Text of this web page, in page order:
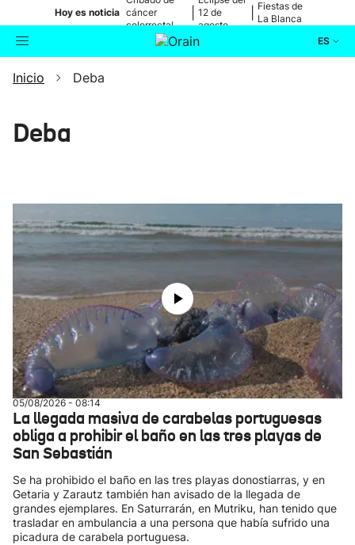
Hoy es noticia cáncer
colorrectal
12 de
agosto
Fiestas de
La Blanca
ES
Buscador
Eguraldia
Inicio Deba
Deba
05/08/2026 - 08:14
La llegada masiva de carabelas portuguesas
obliga a prohibir el baño en las tres playas de
San Sebastián
Se ha prohibido el baño en las tres playas donostiarras, y en
Getaria y Zarautz también han avisado de la llegada de
grandes ejemplares. En Saturrarán, en Mutriku, han tenido que
trasladar en ambulancia a una persona que había sufrido una
picadura de carabela portuguesa.